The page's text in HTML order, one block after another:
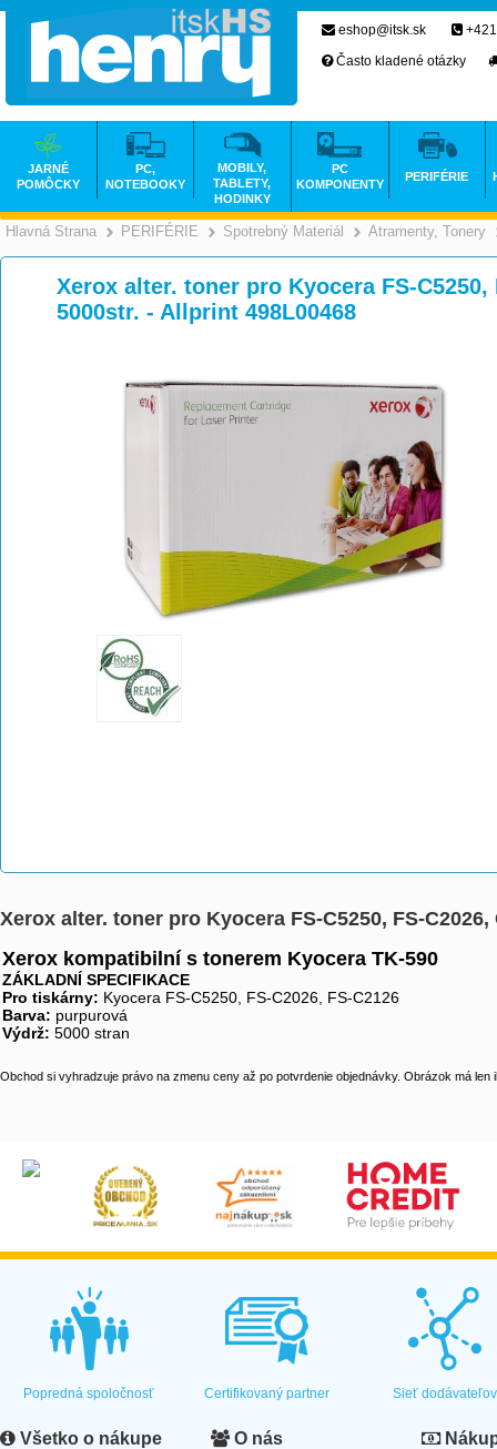
Hlavná Strana >
PERIFÉRIE >
Spotrebný Materiál >
Atramenty, Tonery
Xerox alter. toner pro Kyocera FS-C5250,
5000str. - Allprint 498L00468
Xerox alter. toner pro Kyocera FS-C5250, FS-
Xerox kompatibilní s tonerem Kyocera TK-590
ZÁKLADNÍ SPECIFIKACE
Pro tiskárny: Kyocera FS-C5250, FS-C2026, FS-C2126
Barva: purpurová
Výdrž: 5000 stran
Obchod si vyhradzuje právo na zmenu ceny až po potvrdenie objednávky. Obrázok má len
eshop@itsk.sk
Často kladené otázky
JARNÉ
POMÔCKY
PC,
NOTEBOOKY
MOBILY,
TABLETY,
HODINKY
PC
KOMPONENTY
PERIFÉRIE
Popredná spoločnosť Certifikovaný partner Sieť dodávateľov
Všetko o nákupe O nás